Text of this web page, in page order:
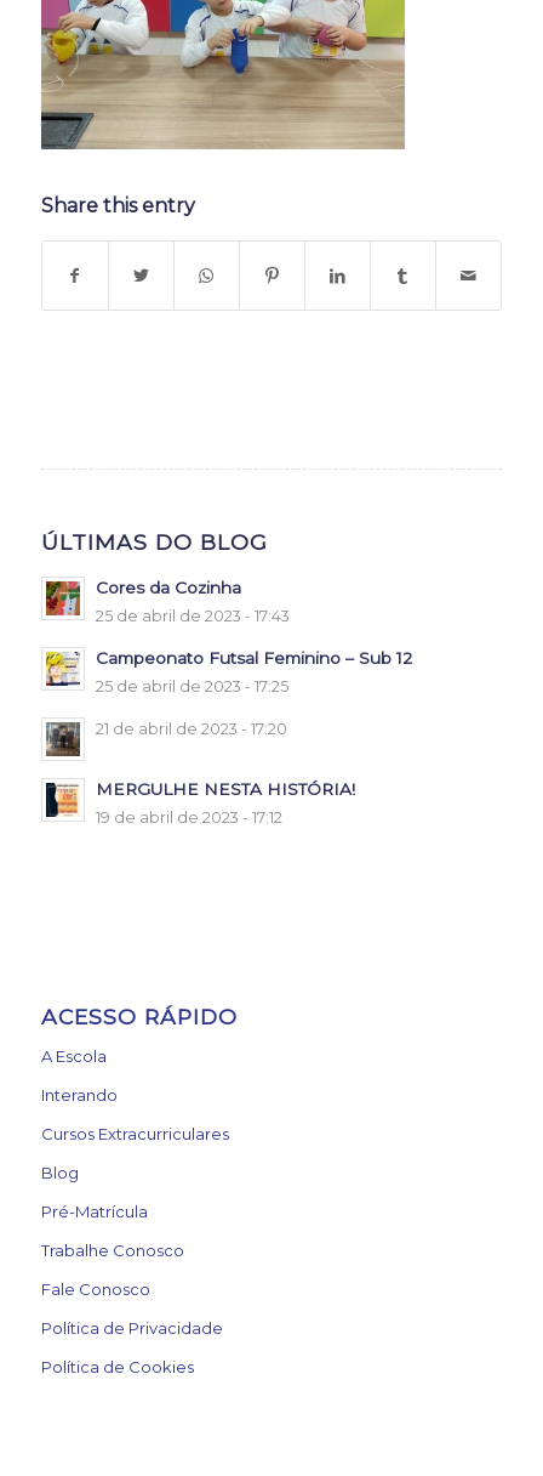
Share this entry
ÚLTIMAS DO BLOG
Cores da Cozinha
25 de abril de 2023 - 17:43
Campeonato Futsal Feminino – Sub 12
25 de abril de 2023 - 17:25
21 de abril de 2023 - 17:20
MERGULHE NESTA HISTÓRIA!
19 de abril de 2023 - 17:12
ACESSO RÁPIDO
A Escola
Interando
Cursos Extracurriculares
Blog
Pré-Matrícula
Trabalhe Conosco
Fale Conosco
Política de Privacidade
Política de Cookies